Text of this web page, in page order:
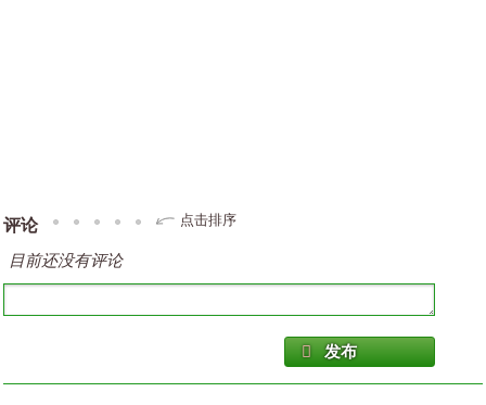
评论 点击排序
目前还没有评论
发布